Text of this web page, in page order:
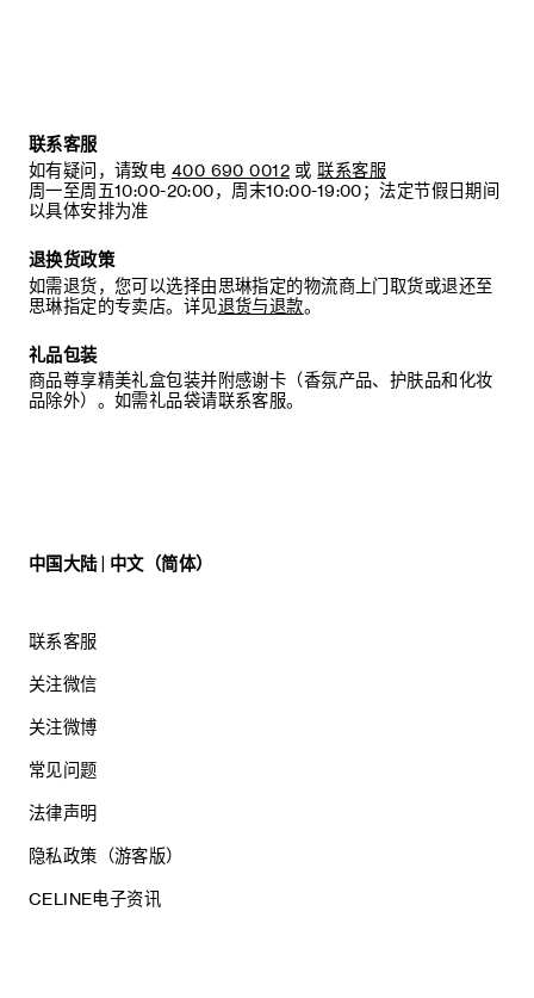
联系客服
如有疑问，请致电 400 690 0012 或 联系客服
周一至周五10:00-20:00，周末10:00-19:00；法定节假日期间
以具体安排为准
退换货政策
如需退货，您可以选择由思琳指定的物流商上门取货或退还至
思琳指定的专卖店。详见退货与退款。
礼品包装
商品尊享精美礼盒包装并附感谢卡（香氛产品、护肤品和化妆
品除外）。如需礼品袋请联系客服。
中国大陆 | 中文（简体）
联系客服
关注微信
关注微博
常见问题
法律声明
隐私政策（游客版）
CELINE电子资讯